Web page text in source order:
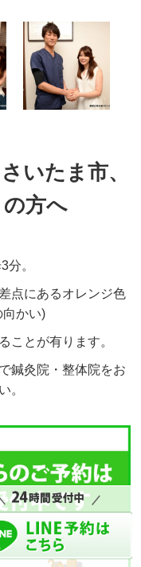
いたま市、
方へ
。
点にあるオレンジ色
向かい)
ことが有ります。
鍼灸院・整体院をお
。